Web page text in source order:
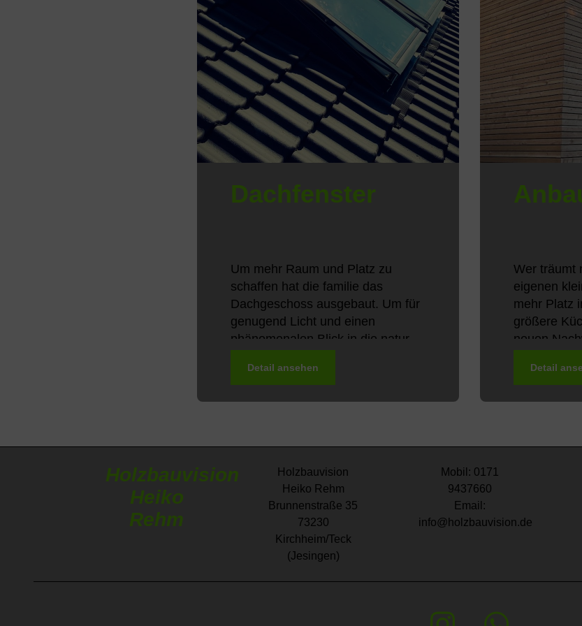
Dachfenster
Um mehr Raum und Platz zu
schaffen hat die familie das
Dachgeschoss ausgebaut. Um für
genugend Licht und einen
phänomenalen Blick in die natur
Detail ansehen
Wer träumt
eigenen
mehr Platz
größere
neuen
Detail
Holzbauvision
Heiko
Rehm
Holzbauvision
Heiko Rehm
Brunnenstraße 35
73230
Kirchheim/Teck
(Jesingen)
Mobil: 0171
9437660
Email:
info@holzbauvision.de